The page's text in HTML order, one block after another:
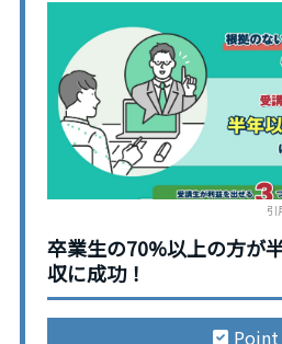
卒業生の70%以上の方が
収に成功！
Point